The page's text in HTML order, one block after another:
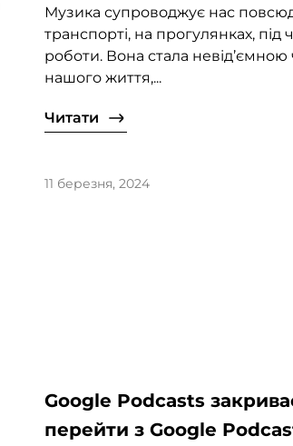
Музика супроводжує нас
транспорті, на прогулянках, під
роботи. Вона стала
нашого життя,...
Читати
11 березня, 2024
Google Podcasts
перейти з Google